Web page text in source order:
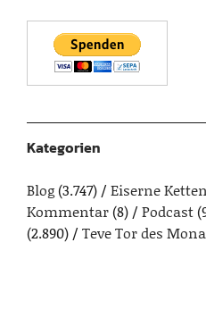
Kategorien
Blog(3.747) Eiserne Ketten
Kommentar(8) Podcast
(2.890)
Teve Tor des